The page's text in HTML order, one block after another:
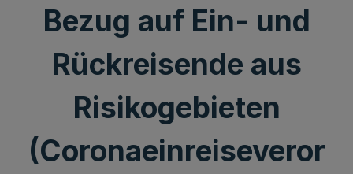
Bezug auf Ein- und
Rückreisende aus
Risikogebieten
(Coronaeinreiseveror